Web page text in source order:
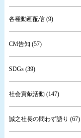
各種動画配信 (9)
CM告知 (57)
SDGs (39)
社会貢献活動 (147)
誠之社長の問わず語り (67)